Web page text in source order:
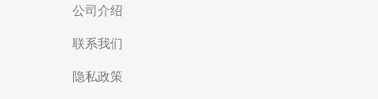
公司介绍
联系我们
隐私政策